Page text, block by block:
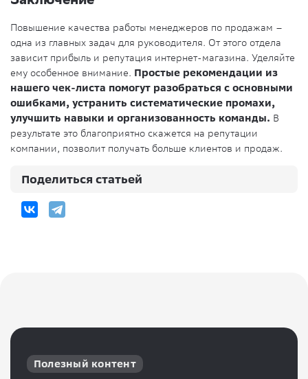
Повышение качества работы менеджеров по продажам –
одна из главных задач для руководителя. От этого отдела
зависит прибыль и репутация интернет-магазина. Уделяйте
ему особенное внимание. Простые рекомендации из
нашего чек-листа помогут разобраться с основными
ошибками, устранить систематические промахи,
улучшить навыки и организованность команды. В
результате это благоприятно скажется на репутации
компании, позволит получать больше клиентов и продаж.
Поделиться статьей
Полезный контент